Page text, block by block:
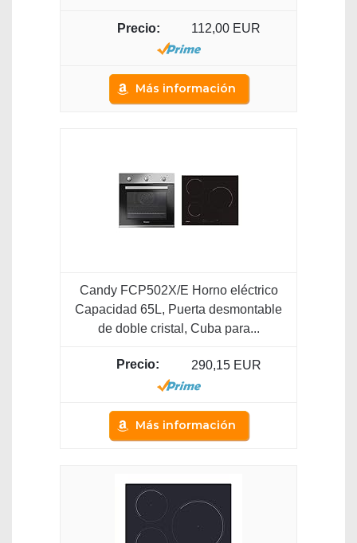
112,00 EUR
Más información
Candy FCP502X/E Horno eléctrico
Capacidad 65L, Puerta desmontable
de doble cristal, Cuba para...
290,15 EUR
Más información